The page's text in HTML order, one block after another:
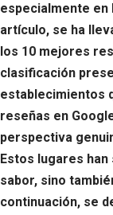
especialmente en
artículo, se ha
los 10 mejores
clasificación
establecimientos
reseñas en
perspectiva
Estos lugares
sabor, sino
continuación, se